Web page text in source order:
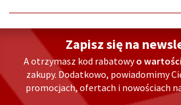
Zapisz się na
A otrzymasz kod rabatowyo
zakupy. Dodatkowo, powiadomimy
promocjach, ofertach i nowościach